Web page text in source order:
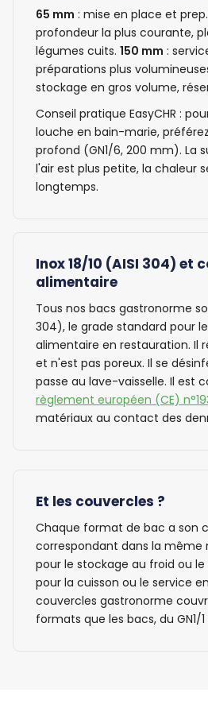
65 mm : mise en place et prep.
profondeur la plus courante,
légumes cuits. 150 mm :
préparations plus
stockage en gros volume,
Conseil pratique EasyCHR :
louche en bain-marie,
profond (GN1/6, 200 mm). La
l'air est plus petite, la chaleur
longtemps.
Inox 18/10 (AISI 304) et
alimentaire
Tous nos bacs gastronorme
304), le grade standard pour
alimentaire en restauration. Il
et n'est pas poreux. Il se
passe au lave-vaisselle. Il est
règlement européen (CE)
matériaux au contact des
Et les couvercles ?
Chaque format de bac a son
correspondant dans la même
pour le stockage au froid ou
pour la cuisson ou le service
couvercles gastronorme
formats que les bacs, du GN1/1